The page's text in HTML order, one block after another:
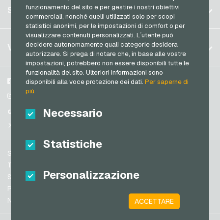
funzionamento del sito e per gestire i nostri obiettivi
commerciali, nonché quelli utilizzati solo per scopi
statistici anonimi, per le impostazioni di comfort o per
visualizzare contenuti personalizzati. L´utente può
decidere autonomamente quali categorie desidera
autorizzare. Si prega di notare che, in base alle vostre
impostazioni, potrebbero non essere disponibili tutte le
funzionalità del sito. Ulteriori informazioni sono
disponibili alla voce protezione dei dati.Per saperne di
più
Necessario
Statistiche
Personalizzazione
ACCETTARE
Thalia Buoni regalo
TikTok Buoni regalo
toom Buoni regalo
Wolt Buoni regalo
World of Sweets Buoni regalo
Wunschgutschein Buoni regalo
Zalando Buoni regalo
Germania (EN)
Francia
Italia
Paesi Bassi
Austria
Portogallo
Svizzera (DE)
Svizzera (IT)
Stati Uniti (EN)
Registrati
Accedi
Il mio carrello
SERVIZIO
FAQ
Metodi di pagamento
Termini & Condizioni&Diritto di recesso
Protezione dei dati
VGO-SHOP
Su di noi
Partner
Facebook
Instagram
TikTok
Supporto
Termini & Condizioni
Sicurezza e verifica
Protezione dei dati
Note legali